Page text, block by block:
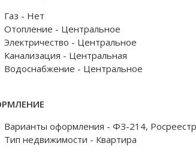
Газ - Нет
Отопление - Центральное
Электричество - Центральное
Канализация - Центральная
Водоснабжение - Центральное
Варианты оформления - ФЗ-214, Росреестр
Тип недвижимости - Квартира